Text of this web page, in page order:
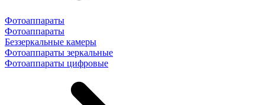
Фотоаппараты
Фотоаппараты
Беззеркальные камеры
Фотоаппараты зеркальные
Фотоаппараты цифровые